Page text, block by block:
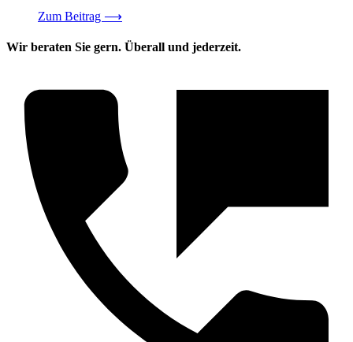
Zum Beitrag ⟶
Wir beraten Sie gern. Überall und jederzeit.